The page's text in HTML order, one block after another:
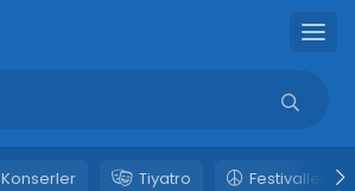
Konserler Tiyatro Festivaller